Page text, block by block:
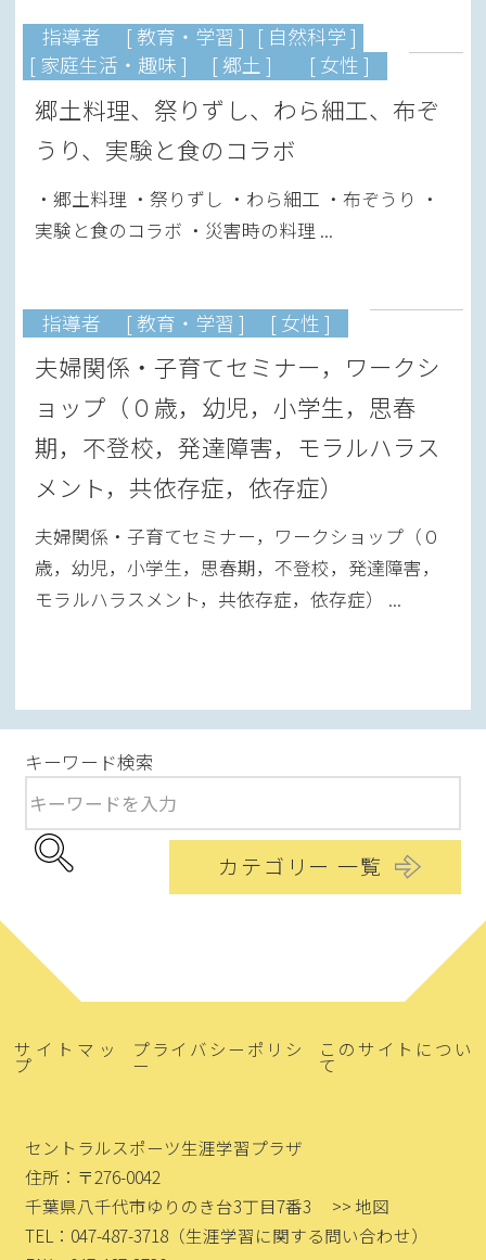
指導者 [ 教育・学習 ] [ 自然科学 ]
[ 家庭生活・趣味 ]
[ 郷土 ] [ 女性 ]
郷土料理、祭りずし、わら細工、布ぞ
うり、実験と食のコラボ
・郷土料理 ・祭りずし ・わら細工 ・布ぞうり ・
実験と食のコラボ ・災害時の料理 ...
指導者 [ 教育・学習 ] [ 女性 ]
夫婦関係・子育てセミナー，ワークシ
ョップ（０歳，幼児，小学生，思春
期，不登校，発達障害，モラルハラス
メント，共依存症，依存症）
夫婦関係・子育てセミナー，ワークショップ（０
歳，幼児，小学生，思春期，不登校，発達障害，
モラルハラスメント，共依存症，依存症） ...
キーワード検索
カテゴリー 一覧
サイトマッ
プ
プライバシーポリシ
ー
このサイトについ
て
セントラルスポーツ生涯学習プラザ
住所：〒276-0042
千葉県八千代市ゆりのき台3丁目7番3
>> 地図
TEL：047-487-3718 （生涯学習に関する問い合わせ）